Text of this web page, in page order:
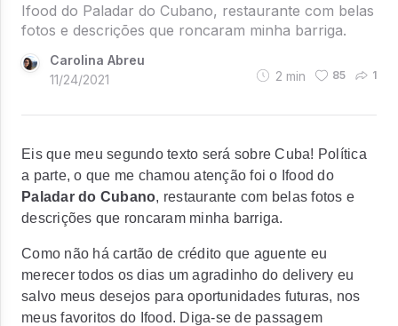
Ifood do Paladar do Cubano, restaurante com belas
fotos e descrições que roncaram minha barriga.
Carolina Abreu
11/24/2021
2 min 85 1
Eis que meu segundo texto será sobre Cuba! Política
a parte, o que me chamou atenção foi o Ifood do
Paladar do Cubano, restaurante com belas fotos e
descrições que roncaram minha barriga.
Como não há cartão de crédito que aguente eu
merecer todos os dias um agradinho do delivery eu
salvo meus desejos para oportunidades futuras, nos
meus favoritos do Ifood. Diga-se de passagem